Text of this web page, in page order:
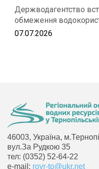
Держводагентство
обмеження
07.07.2026
46003, Україна,
вул.За Рудкою 35
тел: (0352) 52-64-22
e-mail: rovr-to@ukr.net